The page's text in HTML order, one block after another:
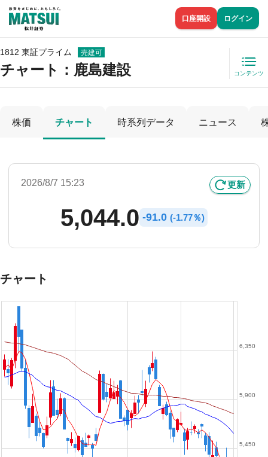
口座開設 ログイン
1812 東証プライム 売建可
チャート： 鹿島建設 コンテンツ
株価 チャート 時系列データ ニュース
2026/8/7 15:23 更新
5,044.0 -91.0 (-1.77％)
チャート
5,450
5,900
6,350